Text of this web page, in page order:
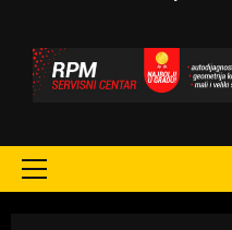
Primary